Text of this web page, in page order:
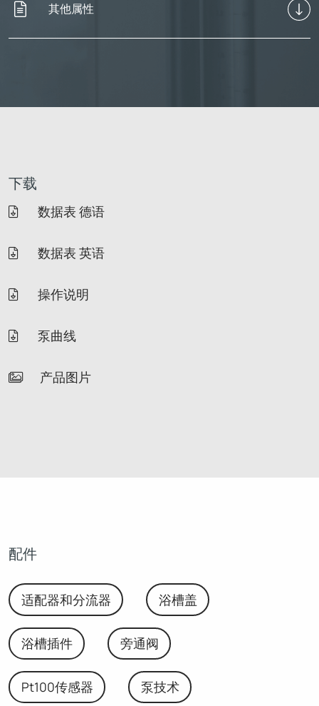
其他属性
下载
数据表 德语
数据表 英语
操作说明
泵曲线
产品图片
配件
适配器和分流器 浴槽盖
浴槽插件 旁通阀
Pt100传感器 泵技术